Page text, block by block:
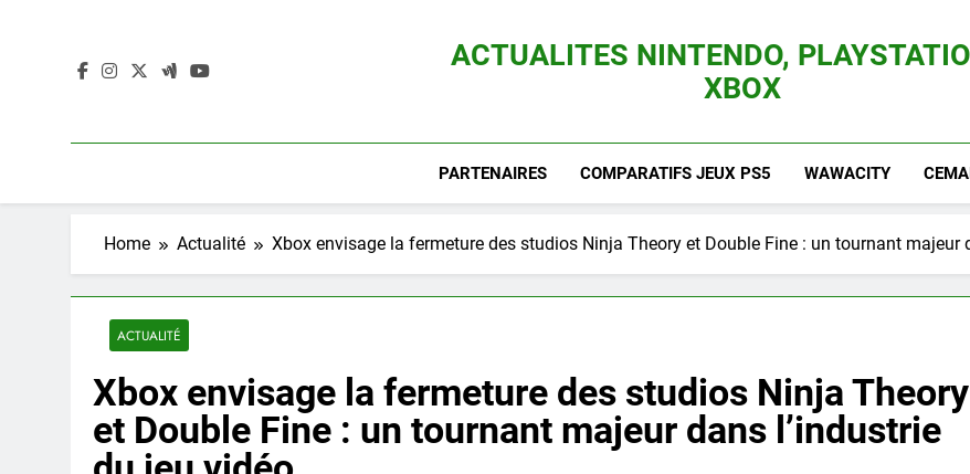
ACTUALITES NINTENDO,
XBOX
PARTENAIRES COMPARATIFS JEUX PS5 WAWACITY
Home Actualité Xbox envisage la fermeture des studios Ninja Theory et Double Fine : un tournant majeur
ACTUALITÉ
Xbox envisage la fermeture des studios Ninja Theory
et Double Fine : un tournant majeur dans l’industrie